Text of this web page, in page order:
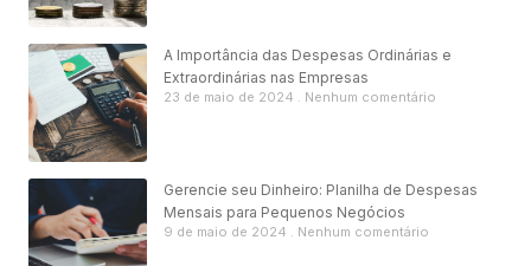
A Importância das Despesas Ordinárias e
Extraordinárias nas Empresas
23 de maio de 2024 Nenhum comentário
Gerencie seu Dinheiro: Planilha de Despesas
Mensais para Pequenos Negócios
9 de maio de 2024 Nenhum comentário